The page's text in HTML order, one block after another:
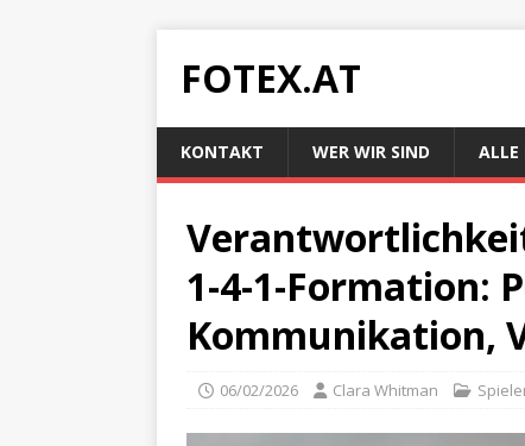
FOTEX.AT
KONTAKT WER WIR SIND ALLE
1-4-1-Formation:
Kommunikation,
06/02/2026 Clara Whitman